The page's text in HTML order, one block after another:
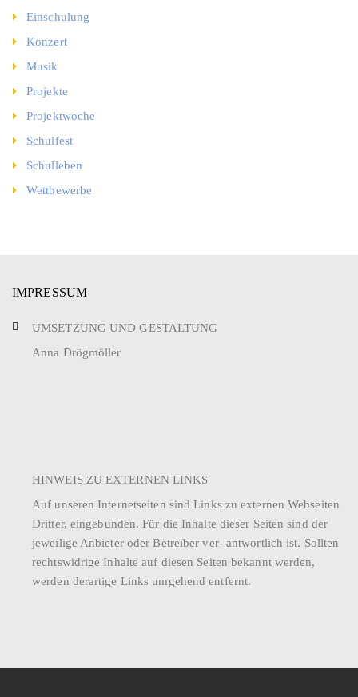
Einschulung
Konzert
Musik
Projekte
Projektwoche
Schulfest
Schulleben
Wettbewerbe
IMPRESSUM
UMSETZUNG UND GESTALTUNG
Anna Drögmöller
HINWEIS ZU EXTERNEN LINKS
Auf unseren Internetseiten sind Links zu externen Webseiten
Dritter, eingebunden. Für die Inhalte dieser Seiten sind der
jeweilige Anbieter oder Betreiber ver- antwortlich ist. Sollten
rechtswidrige Inhalte auf diesen Seiten bekannt werden,
werden derartige Links umgehend entfernt.